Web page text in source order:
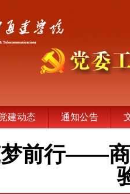
建动态 通知公告
前行——商